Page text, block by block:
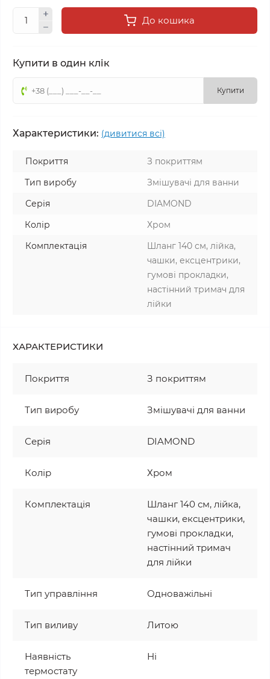
До кошика
Купити в один клік
Купити
Характеристики: (дивитися всі)
Покриття
З покриттям
Тип виробу
Змішувачі для ванни
Серія
DIAMOND
Колір
Хром
Комплектація
Шланг 140 см, лійка,
чашки, ексцентрики,
гумові прокладки,
настінний тримач для
лійки
ХАРАКТЕРИСТИКИ
Покриття З покриттям
Тип виробу Змішувачі для ванни
Серія DIAMOND
Колір Хром
Комплектація
Шланг 140 см, лійка,
чашки, ексцентрики,
гумові прокладки,
настінний тримач
для лійки
Тип управління Одноважільні
Тип виливу Литою
Наявність
термостату
Ні